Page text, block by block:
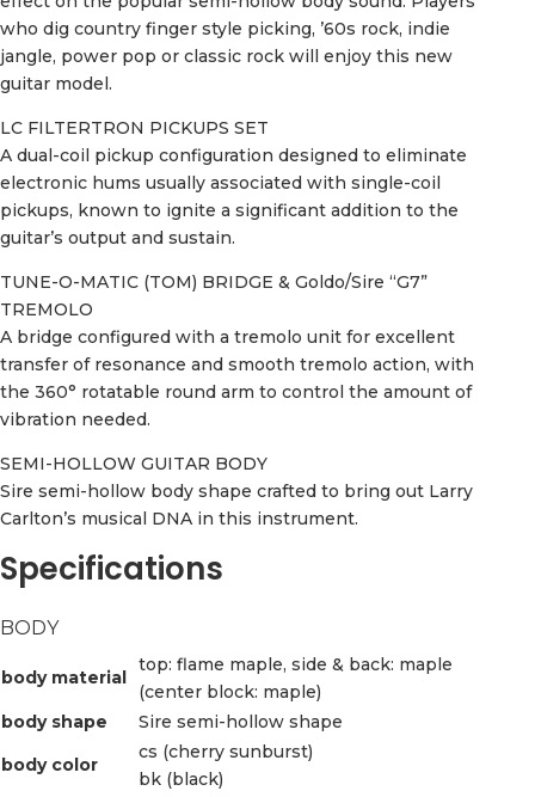
who dig country finger style picking, ’60s rock, indie
jangle, power pop or classic rock will enjoy this new
guitar model.
LC FILTERTRON PICKUPS SET
A dual-coil pickup configuration designed to eliminate
electronic hums usually associated with single-coil
pickups, known to ignite a significant addition to the
guitar’s output and sustain.
TUNE-O-MATIC (TOM) BRIDGE & Goldo/Sire “G7”
TREMOLO
A bridge configured with a tremolo unit for excellent
transfer of resonance and smooth tremolo action, with
the 360° rotatable round arm to control the amount of
vibration needed.
SEMI-HOLLOW GUITAR BODY
Sire semi-hollow body shape crafted to bring out Larry
Carlton’s musical DNA in this instrument.
Specifications
BODY
body material
top: flame maple, side & back: maple
(center block: maple)
body shape
Sire semi-hollow shape
body color
cs (cherry sunburst)
bk (black)